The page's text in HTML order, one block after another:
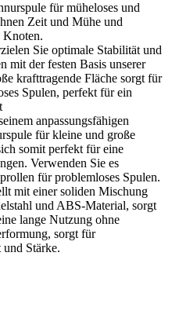
für müheloses und
Zeit und Mühe und
Knoten.
Sie optimale Stabilität und
mit der festen Basis unserer
krafttragende Fläche sorgt für
Spulen, perfekt für ein
anpassungsfähigen
für kleine und große
somit perfekt für eine
Verwenden Sie es
für problemloses Spulen.
mit einer soliden Mischung
und ABS-Material, sorgt
lange Nutzung ohne
sorgt für
Stärke.